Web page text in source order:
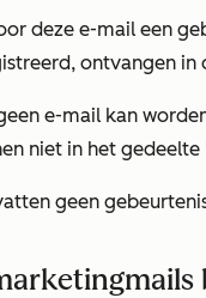
deze e-mail een
ontvangen
e-mail kan
niet in het gedeelte
geen